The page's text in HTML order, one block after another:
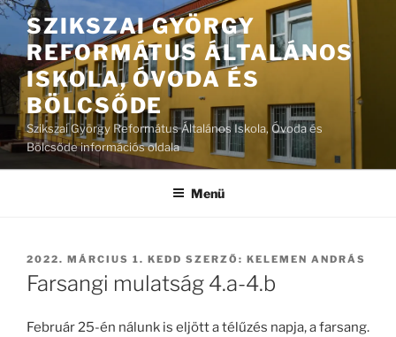
Tartalomhoz
SZIKSZAI GYÖRGY
REFORMÁTUS ÁLTALÁNOS
ISKOLA, ÓVODA ÉS
BÖLCSŐDE
Szikszai György Református Általános Iskola, Óvoda és
Bölcsőde információs oldala
Menü
BEKÜLDVE:
2022. MÁRCIUS 1. KEDD SZERZŐ: KELEMEN ANDRÁS
Farsangi mulatság 4.a-4.b
Február 25-én nálunk is eljött a télűzés napja, a farsang.